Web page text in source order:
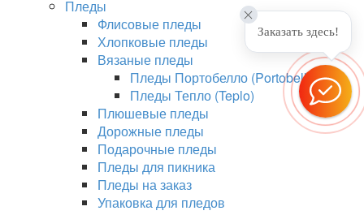
Пледы
Флисовые пледы
Хлопковые пледы
Вязаные пледы
Пледы Портобелло (Portobello)
Пледы Тепло (Teplo)
Плюшевые пледы
Дорожные пледы
Подарочные пледы
Пледы для пикника
Пледы на заказ
Упаковка для пледов
Заказать здесь!